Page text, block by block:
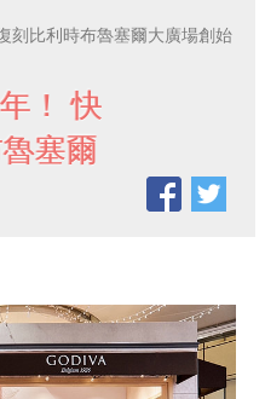
刻比利時布魯塞爾大廣場創始
！ 快
塞爾